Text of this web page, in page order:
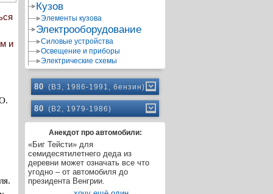
и
Кузов
Элементы кузова
Электрооборудование
Силовые устройства
Освещение и приборы
Электрические схемы
80 (B3, 1986-1991, бензин)
80 (B2, 1979-1986)
Анекдот про автомобили:
«Биг Тейсти» для
семидесятилетнего деда из
деревни может означать все что
угодно – от автомобиля до
президента Венгрии.